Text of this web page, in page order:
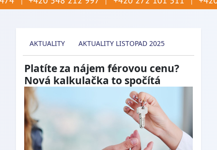
AKTUALITY AKTUALITY LISTOPAD 2025
Platíte za nájem férovou cenu?
Nová kalkulačka to spočítá